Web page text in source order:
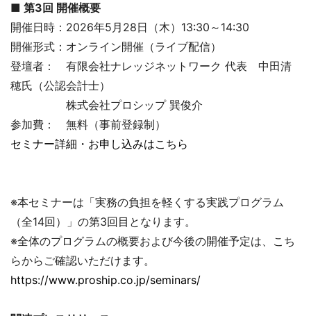
■ 第3回 開催概要
開催日時：2026年5月28日（木）13:30～14:30
開催形式：オンライン開催（ライブ配信）
登壇者： 有限会社ナレッジネットワーク 代表 中田清
穂氏（公認会計士）
株式会社プロシップ 巽俊介
参加費： 無料（事前登録制）
セミナー詳細・お申し込みはこちら
※本セミナーは「実務の負担を軽くする実践プログラム
（全14回）」の第3回目となります。
※全体のプログラムの概要および今後の開催予定は、こち
らからご確認いただけます。
https://www.proship.co.jp/seminars/